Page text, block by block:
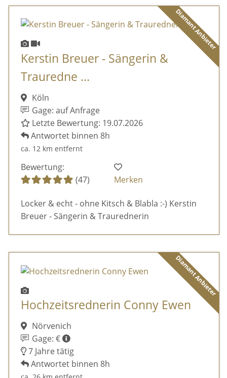
Diamant Anbieter
Kerstin Breuer - Sängerin &
Trauredne ...
Köln
Gage: auf Anfrage
Letzte Bewertung: 19.07.2026
Antwortet binnen 8h
ca. 12 km entfernt
Bewertung:
(47)
Merken
Locker & echt - ohne Kitsch & Blabla :-) Kerstin
Breuer - Sängerin & Traurednerin
Diamant Anbieter
Hochzeitsrednerin Conny Ewen
Nörvenich
Gage: €
7 Jahre tätig
Antwortet binnen 8h